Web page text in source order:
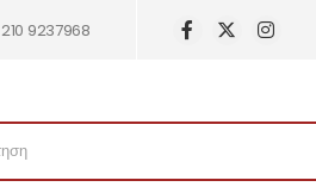
210 9237968